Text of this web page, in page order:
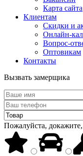
Карта сайта
Клиентам
Скидки и
Онлайн-
Вопрос-
Оптовикам
Контакты
Вызвать замерщика
Пожалуйста,